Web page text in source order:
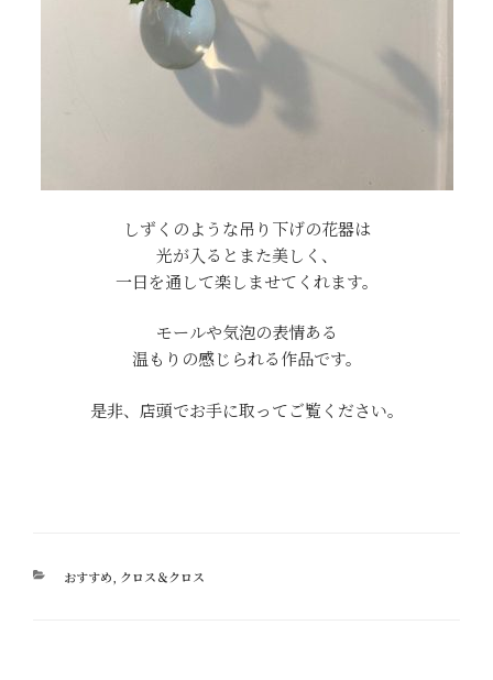
しずくのような吊り下げの花器は
光が入るとまた美しく、
一日を通して楽しませてくれます。
モールや気泡の表情ある
温もりの感じられる作品です。
是非、店頭でお手に取ってご覧ください。
カ
おすすめ クロス＆クロス